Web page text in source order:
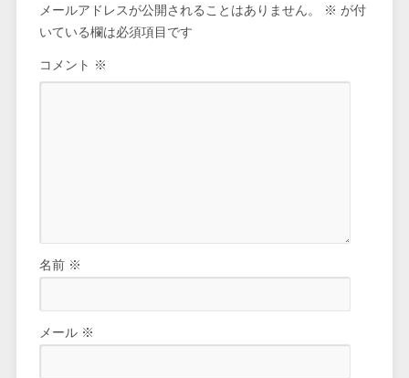
メールアドレスが公開されることはありません。 ※ が付
いている欄は必須項目です
コメント ※
名前 ※
メール ※